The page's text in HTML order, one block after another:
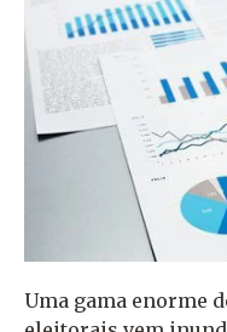
Uma gama enorme